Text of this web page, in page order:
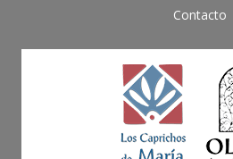
Contacto